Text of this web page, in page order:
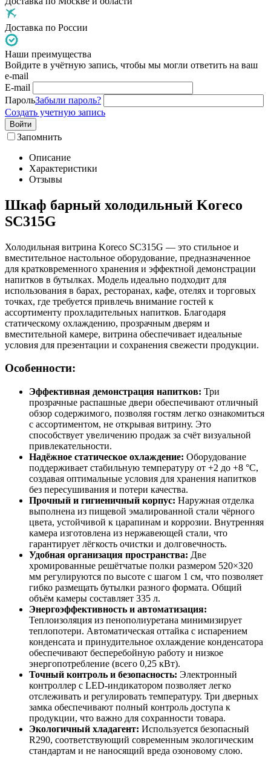
Доставка по России
Наши преимущества
Войдите в учётную запись, чтобы мы могли ответить на ваш
e-mail
E-mail
ПарольЗабыли пароль?
Создать учетную запись
Войти
Запомнить
Описание
Характеристики
Отзывы
Шкаф барный холодильный Koreco
SC315G
Холодильная витрина Koreco SC315G — это стильное и
вместительное настольное оборудование, предназначенное
для кратковременного хранения и эффектной демонстрации
напитков в бутылках. Модель идеально подходит для
использования в барах, ресторанах, кафе, отелях и торговых
точках, где требуется привлечь внимание гостей к
ассортименту прохладительных напитков. Благодаря
статическому охлаждению, прозрачным дверям и
вместительной камере, витрина обеспечивает идеальные
условия для презентации и сохранения свежести продукции.
Особенности:
Эффективная демонстрация напитков: Три
прозрачные распашные двери обеспечивают отличный
обзор содержимого, позволяя гостям легко ознакомиться
с ассортиментом, не открывая витрину. Это
способствует увеличению продаж за счёт визуальной
привлекательности.
Надёжное статическое охлаждение: Оборудование
поддерживает стабильную температуру от +2 до +8 °C,
создавая оптимальные условия для хранения напитков
без пересушивания и потери качества.
Прочный и гигиеничный корпус: Наружная отделка
выполнена из пищевой эмалированной стали чёрного
цвета, устойчивой к царапинам и коррозии. Внутренняя
камера изготовлена из нержавеющей стали, что
гарантирует лёгкость очистки и долговечность.
Удобная организация пространства: Две
хромированные решётчатые полки размером 520×320
мм регулируются по высоте с шагом 1 см, что позволяет
гибко размещать бутылки разного формата. Общий
объём камеры составляет 335 л.
Энергоэффективность и автоматизация:
Теплоизоляция из пенополиуретана минимизирует
теплопотери. Автоматическая оттайка с испарением
конденсата и принудительное охлаждение конденсатора
обеспечивают бесперебойную работу и низкое
энергопотребление (всего 0,25 кВт).
Точный контроль и безопасность: Электронный
контроллер с LED-индикатором позволяет легко
отслеживать и регулировать температуру. Три дверных
замка обеспечивают полный контроль доступа к
продукции, что важно для сохранности товара.
Экологичный хладагент: Используется безопасный
R290, соответствующий современным экологическим
стандартам и не наносящий вреда озоновому слою.